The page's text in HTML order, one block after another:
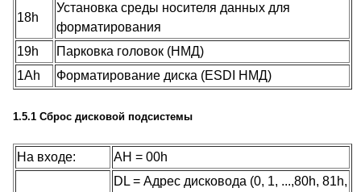
18h
Установка среды носителя данных для
форматирования
19h
Парковка головок (НМД)
1Ah
Форматирование диска (ESDI НМД)
1.5.1 Сброс дисковой подсистемы
На входе:
AH = 00h
DL = Адрес дисковода (0, 1, ...,80h, 81h,